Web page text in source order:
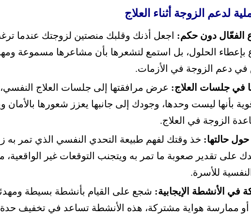
لدعم الزوجة أثناء العلاج
الفعّال دون حكم: اجعل أذنك وقلبك منصتين لزوجتك عندما
بإعطاء الحلول، بل استمع لتشعرها بأن مشاعرها مسموعة
في دعم الزوجة في الأزمات.
في جلسات العلاج: عرض مرافقتها إلى جلسات العلاج
بأنها ليست وحدها، وجودك إلى جانبها يعزز شعورها بالأمان
الزوجة في العلاج.
حول حالتها: خذ وقتك لفهم طبيعة التحدي النفسي الذي تمر به
على تقدير صعوبة ما تمر به ويتجنب التوقعات غير
للأسرة.
في الأنشطة الإيجابية: شجع على القيام بأنشطة بسيطة
أو ممارسة هواية مشتركة، هذه الأنشطة تساعد في تخفيف حدة